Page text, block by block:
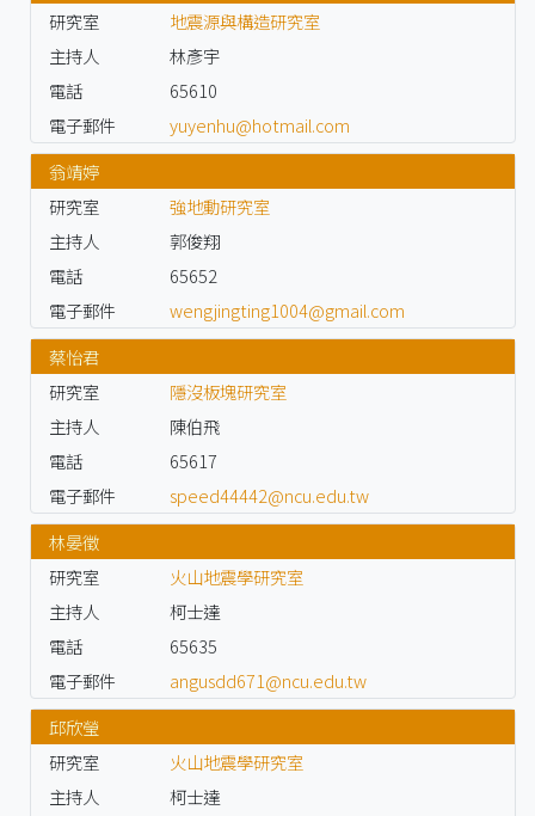
研究室
地震源與構造研究室
主持人
林彥宇
電話
65610
電子郵件
yuyenhu@hotmail.com
翁靖婷
研究室
強地動研究室
主持人
郭俊翔
電話
65652
電子郵件
wengjingting1004@gmail.com
蔡怡君
研究室
隱沒板塊研究室
主持人
陳伯飛
電話
65617
電子郵件
speed44442@ncu.edu.tw
林晏徵
研究室
火山地震學研究室
主持人
柯士達
電話
65635
電子郵件
angusdd671@ncu.edu.tw
邱欣瑩
研究室
火山地震學研究室
主持人
柯士達